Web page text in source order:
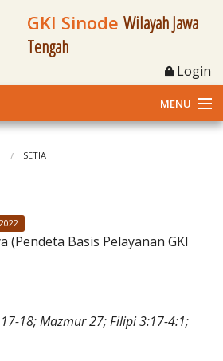
GKI Sinode Wilayah Jawa
Tengah
Login
MENU
SETIA
(Pendeta Basis Pelayanan GKI
18; Mazmur 27; Filipi 3:17-4:1;